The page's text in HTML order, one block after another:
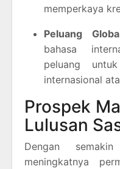
memperkaya
Peluang
bahasa
peluang
internasional
Prospek
Lulusan
Dengan
meningkatnya